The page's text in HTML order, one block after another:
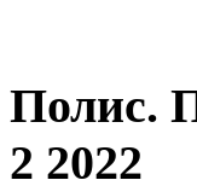
Полис.
2 2022